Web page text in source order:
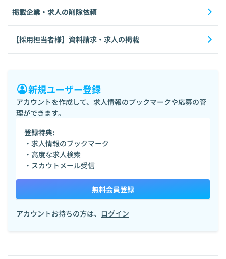
掲載企業・求人の削除依頼
【採用担当者様】資料請求・求人の掲載
新規ユーザー登録
アカウントを作成して、求人情報のブックマークや応募の管
理ができます。
登録特典:
・求人情報のブックマーク
・高度な求人検索
・スカウトメール受信
無料会員登録
アカウントお持ちの方は、 ログイン